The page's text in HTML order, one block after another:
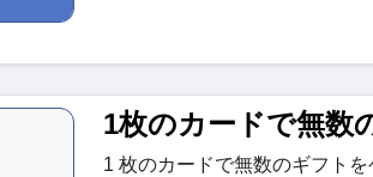
1枚のカードで無数
1 枚のカードで無数のギフト